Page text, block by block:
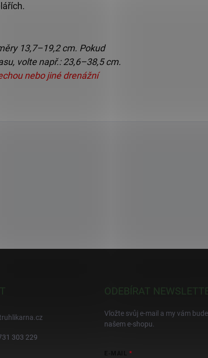
13,7–19,2 cm. Pokud
volte např.: 23,6–38,5 cm.
nebo jiné drenážní
303 229
ODEBÍRAT
Vložte svůj e-mail a my vám
našem e-shopu.